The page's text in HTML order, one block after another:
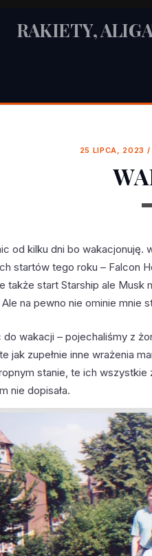
RAKIETY,
25 LIPCA, 2023 /
od kilku dni bo wakacjonuję.
startów tego roku – Falcon
także start Starship ale Musk
Ale na pewno nie ominie mnie
do wakacji – pojechaliśmy z
jak zupełnie inne wrażenia
stanie, te ich wszystkie
nie dopisała.